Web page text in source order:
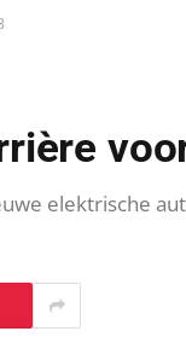
elektrische